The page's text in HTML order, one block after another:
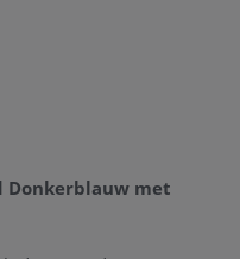
Donkerblauw met